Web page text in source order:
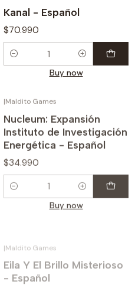
Kanal - Español
$70.990
Quantity
Buy now
Nucleum: Expansión
Instituto de Investigación
Energética - Español
$34.990
Quantity
Buy now
- Español
$58.990